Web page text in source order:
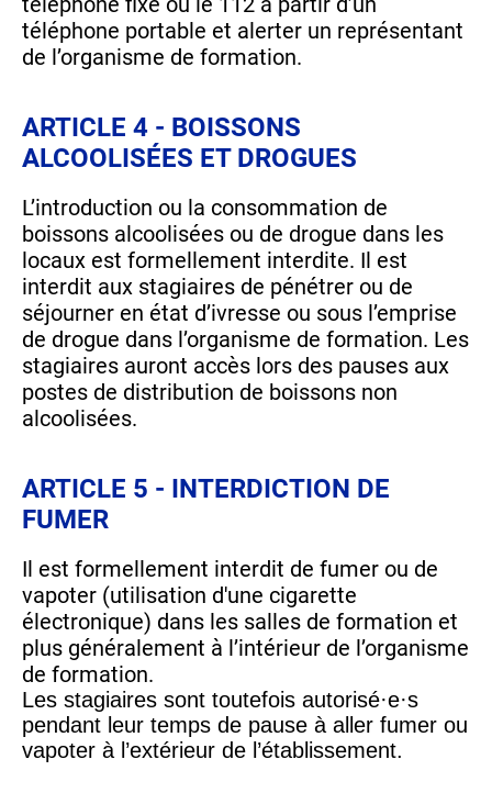
téléphone portable et alerter un représentant
de l’organisme de formation.
ARTICLE 4 - BOISSONS
ALCOOLISÉES ET DROGUES
L’introduction ou la consommation de
boissons alcoolisées ou de drogue dans les
locaux est formellement interdite. Il est
interdit aux stagiaires de pénétrer ou de
séjourner en état d’ivresse ou sous l’emprise
de drogue dans l’organisme de formation. Les
stagiaires auront accès lors des pauses aux
postes de distribution de boissons non
alcoolisées.
ARTICLE 5 - INTERDICTION DE
FUMER
Il est formellement interdit de fumer ou de
vapoter (utilisation d'une cigarette
électronique) dans les salles de formation et
plus généralement à l’intérieur de l’organisme
de formation.
Les stagiaires sont toutefois autorisé·e·s
pendant leur temps de pause à aller fumer ou
vapoter à l’extérieur de l’établissement.